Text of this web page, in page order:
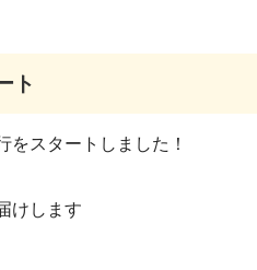
ト
をスタートしました！
けします